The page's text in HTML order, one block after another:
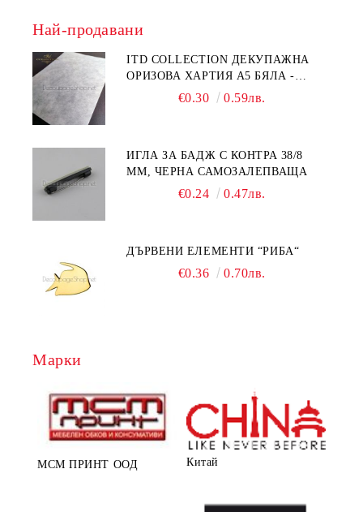
Най-продавани
ITD COLLECTION ДЕКУПАЖНА
ОРИЗОВА ХАРТИЯ А5 БЯЛА -
€0.30 0.59лв.
ИГЛА ЗА БАДЖ С КОНТРА 38/8
ММ, ЧЕРНА САМОЗАЛЕПВАЩА
€0.24 0.47лв.
ДЪРВЕНИ ЕЛЕМЕНТИ “РИБА“
€0.36 0.70лв.
Марки
МСМ ПРИНТ ООД Китай